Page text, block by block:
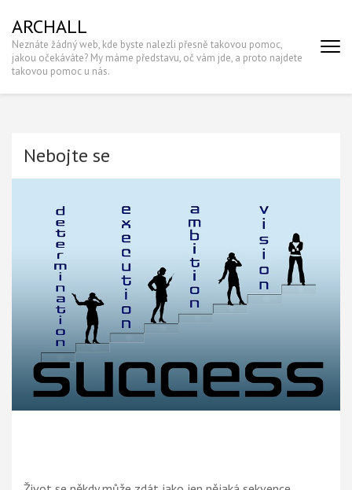
content
(Press
ARCHALL
Neznáte žádný web, kde byste nalezli přesně takovou pomoc,
jakou očekáváte? My máme představu, oč vám jde, a proto najdete
takovou pomoc u nás.
Nebojte se